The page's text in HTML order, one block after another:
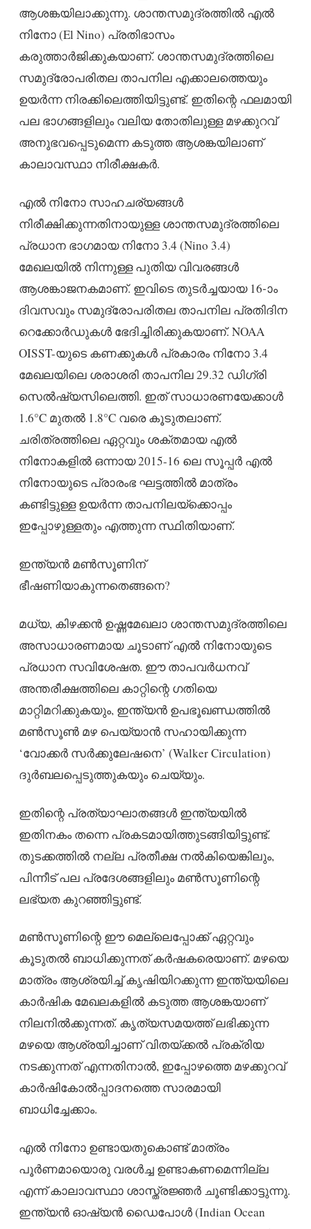
ആശങ്കയിലാക്കുന്നു. ശാന്തസമുദ്രത്തിൽ എൽ
നിനോ (El Nino) പ്രതിഭാസം
കരുത്താർജിക്കുകയാണ്. ശാന്തസമുദ്രത്തിലെ
സമുദ്രോപരിതല താപനില എക്കാലത്തെയും
ഉയർന്ന നിരക്കിലെത്തിയിട്ടുണ്ട്. ഇതിന്റെ ഫലമായി
പല ഭാഗങ്ങളിലും വലിയ തോതിലുള്ള മഴക്കുറവ്
അനുഭവപ്പെടുമെന്ന കടുത്ത ആശങ്കയിലാണ്
കാലാവസ്ഥാ നിരീക്ഷകർ.
എൽ നിനോ സാഹചര്യങ്ങൾ
നിരീക്ഷിക്കുന്നതിനായുള്ള ശാന്തസമുദ്രത്തിലെ
പ്രധാന ഭാഗമായ നിനോ 3.4 (Nino 3.4)
മേഖലയിൽ നിന്നുള്ള പുതിയ വിവരങ്ങൾ
ആശങ്കാജനകമാണ്. ഇവിടെ തുടർച്ചയായ 16-ാം
ദിവസവും സമുദ്രോപരിതല താപനില പ്രതിദിന
റെക്കോർഡുകൾ ഭേദിച്ചിരിക്കുകയാണ്. NOAA
OISST-യുടെ കണക്കുകൾ പ്രകാരം നിനോ 3.4
മേഖലയിലെ ശരാശരി താപനില 29.32 ഡിഗ്രി
സെൽഷ്യസിലെത്തി. ഇത് സാധാരണയേക്കാൾ
1.6°C മുതൽ 1.8°C വരെ കൂടുതലാണ്.
ചരിത്രത്തിലെ ഏറ്റവും ശക്തമായ എൽ
നിനോകളിൽ ഒന്നായ 2015-16 ലെ സൂപ്പർ എൽ
നിനോയുടെ പ്രാരംഭ ഘട്ടത്തിൽ മാത്രം
കണ്ടിട്ടുള്ള ഉയർന്ന താപനിലയ്ക്കൊപ്പം
ഇപ്പോഴുള്ളതും എത്തുന്ന സ്ഥിതിയാണ്.
ഇന്ത്യൻ മൺസൂണിന്
ഭീഷണിയാകുന്നതെങ്ങനെ?
മധ്യ, കിഴക്കൻ ഉഷ്ണമേഖലാ ശാന്തസമുദ്രത്തിലെ
അസാധാരണമായ ചൂടാണ് എൽ നിനോയുടെ
പ്രധാന സവിശേഷത. ഈ താപവർധനവ്
അന്തരീക്ഷത്തിലെ കാറ്റിന്റെ ഗതിയെ
മാറ്റിമറിക്കുകയും, ഇന്ത്യൻ ഉപഭൂഖണ്ഡത്തിൽ
മൺസൂൺ മഴ പെയ്യാൻ സഹായിക്കുന്ന
‘വോക്കർ സർക്കുലേഷനെ’ (Walker Circulation)
ദുർബലപ്പെടുത്തുകയും ചെയ്യും.
ഇതിന്റെ പ്രത്യാഘാതങ്ങൾ ഇന്ത്യയിൽ
ഇതിനകം തന്നെ പ്രകടമായിത്തുടങ്ങിയിട്ടുണ്ട്.
തുടക്കത്തിൽ നല്ല പ്രതീക്ഷ നൽകിയെങ്കിലും,
പിന്നീട് പല പ്രദേശങ്ങളിലും മൺസൂണിന്റെ
ലഭ്യത കുറഞ്ഞിട്ടുണ്ട്.
മൺസൂണിന്റെ ഈ മെല്ലെപ്പോക്ക് ഏറ്റവും
കൂടുതൽ ബാധിക്കുന്നത് കർഷകരെയാണ്. മഴയെ
മാത്രം ആശ്രയിച്ച് കൃഷിയിറക്കുന്ന ഇന്ത്യയിലെ
കാർഷിക മേഖലകളിൽ കടുത്ത ആശങ്കയാണ്
നിലനിൽക്കുന്നത്. കൃത്യസമയത്ത് ലഭിക്കുന്ന
മഴയെ ആശ്രയിച്ചാണ് വിതയ്ക്കൽ പ്രക്രിയ
നടക്കുന്നത് എന്നതിനാൽ, ഇപ്പോഴത്തെ മഴക്കുറവ്
കാർഷികോൽപ്പാദനത്തെ സാരമായി
ബാധിച്ചേക്കാം.
എൽ നിനോ ഉണ്ടായതുകൊണ്ട് മാത്രം
പൂർണമായൊരു വരൾച്ച ഉണ്ടാകണമെന്നില്ല
എന്ന് കാലാവസ്ഥാ ശാസ്ത്രജ്ഞർ ചൂണ്ടിക്കാട്ടുന്നു.
ഇന്ത്യൻ ഓഷ്യൻ ഡൈപോൾ (Indian Ocean